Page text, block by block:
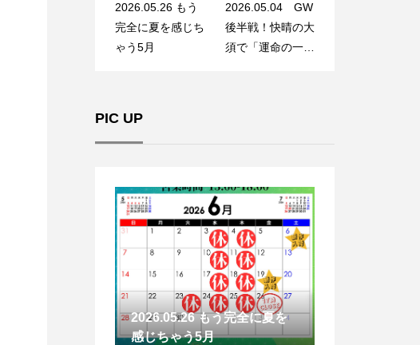
2026.05.26 もう
完全に夏を感じち
ゃう5月
2026.05.04 GW
後半戦！快晴の大
須で「運命の一
PIC UP
2026.05.04 GW後半戦！快
晴の大須で「運命の一着」に